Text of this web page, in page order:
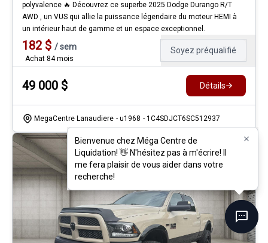
Bienvenue chez Méga Centre de
Liquidation! 👋 N'hésitez pas à m'écrire! Il
me fera plaisir de vous aider dans votre
recherche!
polyvalence 🔥 Découvrez ce superbe 2025 Dodge Durango R/T
AWD , un VUS qui allie la puissance légendaire du moteur HEMI à
un intérieur haut de gamme et un espace exceptionnel.
182 $ /sem
Achat 84 mois
Soyez préqualifié
49 000 $ Détails
MegaCentre Lanaudiere - u1968 - 1C4SDJCT6SC512937
Bienvenue chez Méga Centre de
Liquidation! 👋 N'hésitez pas à m'écrire! Il
me fera plaisir de vous aider dans votre
recherche!